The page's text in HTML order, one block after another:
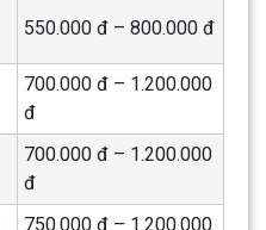
550.000 đ – 800.000 đ
700.000 đ – 1.200.000
đ
700.000 đ – 1.200.000
đ
750.000 đ – 1.200.000